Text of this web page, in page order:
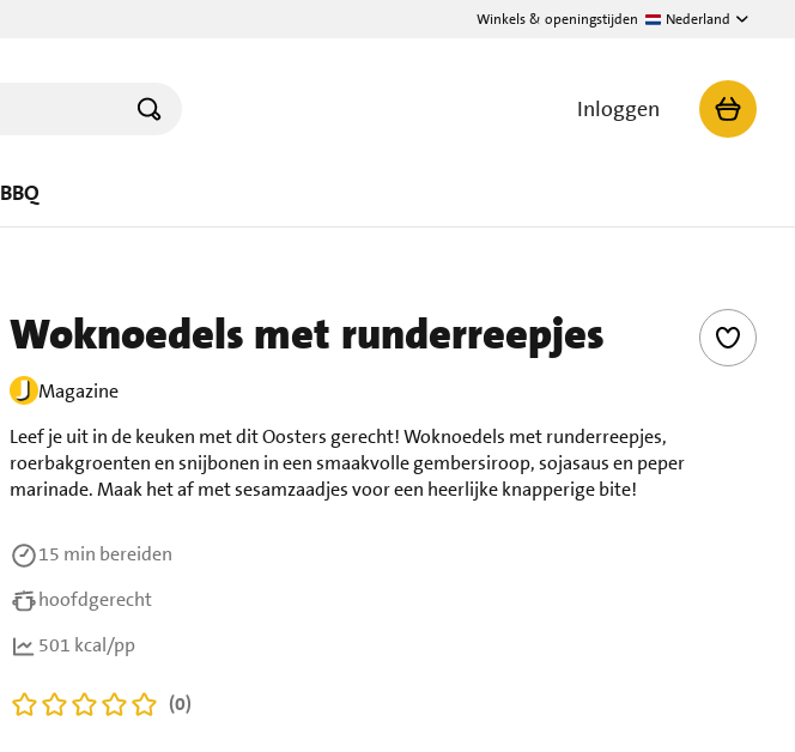
Winkels & openingstijden Nederland
Inloggen
BBQ
Woknoedels met runderreepjes
Magazine
Leef je uit in de keuken met dit Oosters gerecht! Woknoedels met runderreepjes,
roerbakgroenten en snijbonen in een smaakvolle gembersiroop, sojasaus en peper
marinade. Maak het af met sesamzaadjes voor een heerlijke knapperige bite!
15 min bereiden
hoofdgerecht
501 kcal/pp
(0)